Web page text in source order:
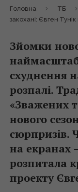
Головна ТБ
закохані: Євген
Зйомки
схуднення
розпалі.
«Зважених
нового
сюрпризів.
на екранах
розпитала
проекту